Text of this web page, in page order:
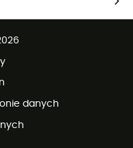
danych